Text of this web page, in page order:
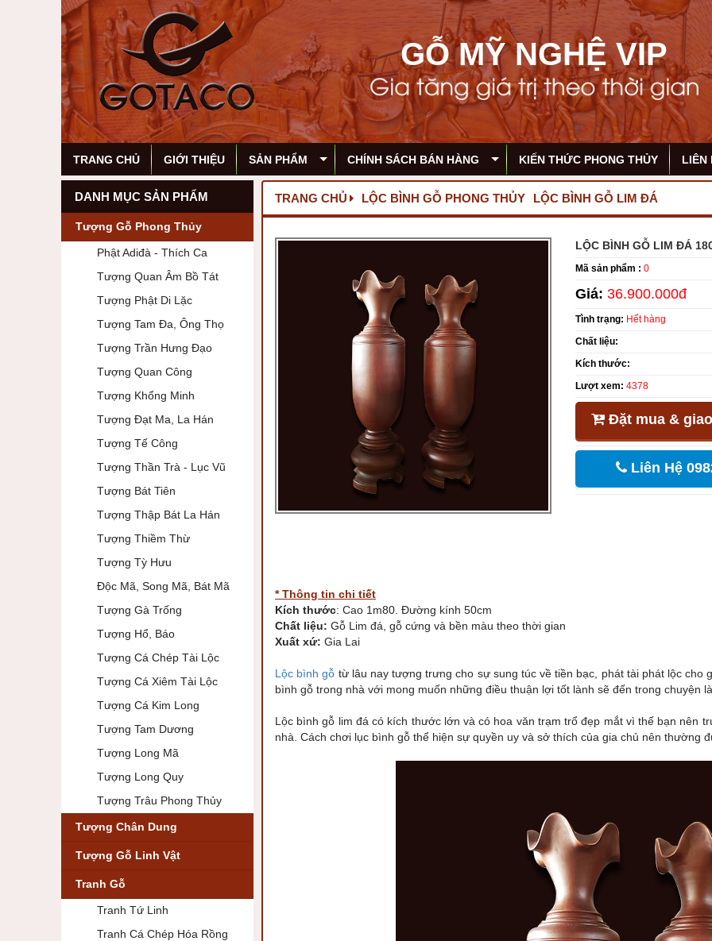
GỖ MỸ NGHỆ VIP
TRANG CHỦ GIỚI THIỆU SẢN PHẨM CHÍNH SÁCH BÁN HÀNG KIẾN THỨC PHONG THỦY LIÊN
DANH MỤC SẢN PHẨM
Tượng Gỗ Phong Thủy
Phật Adiđà - Thích Ca
Tượng Quan Âm Bồ Tát
Tượng Phật Di Lặc
Tượng Tam Đa, Ông Thọ
Tượng Trần Hưng Đạo
Tượng Quan Công
Tượng Khổng Minh
Tượng Đạt Ma, La Hán
Tượng Tế Công
Tượng Thần Trà - Lục Vũ
Tượng Bát Tiên
Tượng Thập Bát La Hán
Tượng Thiềm Thừ
Tượng Tỳ Hưu
Độc Mã, Song Mã, Bát Mã
Tượng Gà Trống
Tượng Hổ, Báo
Tượng Cá Chép Tài Lộc
Tượng Cá Xiêm Tài Lộc
Tượng Cá Kim Long
Tượng Tam Dương
Tượng Long Mã
Tượng Long Quy
Tượng Trâu Phong Thủy
Tượng Chân Dung
Tượng Gỗ Linh Vật
Tranh Gỗ
Tranh Tứ Linh
Tranh Cá Chép Hóa Rồng
TRANG CHỦ LỘC BÌNH GỖ PHONG THỦY LỘC BÌNH GỖ LIM ĐÁ
LỘC BÌNH GỖ LIM ĐÁ
Mã sản phẩm : 0
Giá: 36.900.000đ
Tình trạng: Hết hàng
Chất liệu:
Kích thước:
Lượt xem: 4378
Đặt mua &
Liên Hệ
* Thông tin chi tiết
Kích thước: Cao 1m80. Đường kính 50cm
Chất liệu: Gỗ Lim đá, gỗ cứng và bền màu theo thời gian
Xuất xứ: Gia Lai
Lộc bình gỗ từ lâu nay tượng trưng cho sự sung túc về tiền bạc, phát tài phát lộc
bình gỗ trong nhà với mong muốn những điều thuận lợi tốt lành sẽ đến trong chuyện
Lộc bình gỗ lim đá có kích thước lớn và có hoa văn trạm trổ đẹp mắt vì thế bạn nên
nhà. Cách chơi lục bình gỗ thể hiện sự quyền uy và sở thích của gia chủ nên thường